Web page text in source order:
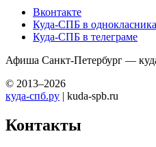
Вконтакте
Куда-СПБ в
Куда-СПБ в телеграме
Афиша Санкт-Петербург —
© 2013–2026
куда-спб.ру | kuda-spb.ru
Контакты